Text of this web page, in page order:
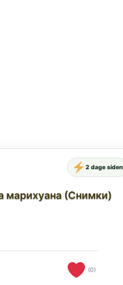
марихуана (Снимки)
(0)
2 dage siden